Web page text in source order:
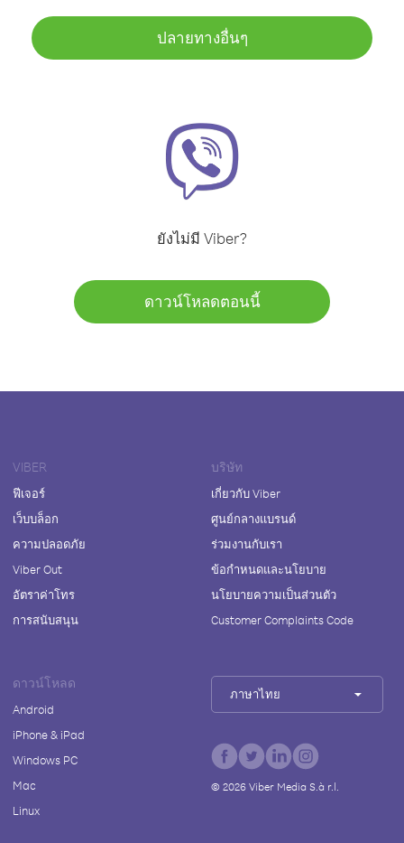
ปลายทางอื่นๆ
ยังไม่มี Viber?
ดาวน์โหลดตอนนี้
VIBER
ฟีเจอร์
เว็บบล็อก
ความปลอดภัย
Viber Out
อัตราค่าโทร
การสนับสนุน
บริษัท
เกี่ยวกับ Viber
ศูนย์กลางแบรนด์
ร่วมงานกับเรา
ข้อกำหนดและนโยบาย
นโยบายความเป็นส่วนตัว
Customer Complaints Code
ดาวน์โหลด
Android
iPhone & iPad
Windows PC
Mac
Linux
ภาษาไทย
© 2026Viber Media S.à r.l.